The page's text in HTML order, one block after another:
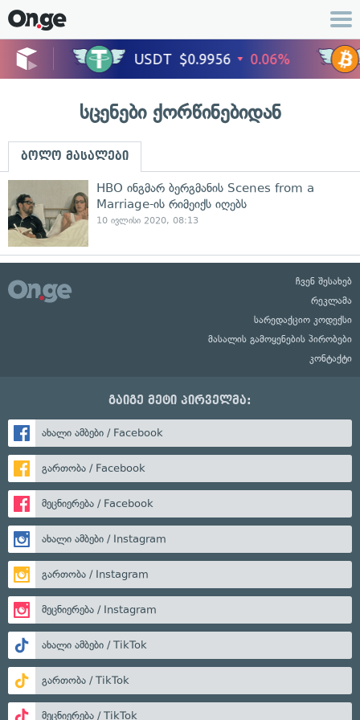
სცენები ქორწინებიდან
ბოლო მასალები
HBO ინგმარ ბერგმანის Scenes from a
Marriage-ის რიმეიქს იღებს
10 ივლისი 2020, 08:13
ჩვენ შესახებ
რეკლამა
სარედაქციო კოდექსი
მასალის გამოყენების პირობები
კონტაქტი
გაიგე მეტი პირველმა:
ახალი ამბები / Facebook
გართობა / Facebook
მეცნიერება / Facebook
ახალი ამბები / Instagram
გართობა / Instagram
მეცნიერება / Instagram
ახალი ამბები / TikTok
გართობა / TikTok
მეცნიერება / TikTok